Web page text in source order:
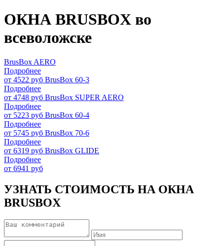
ОКНА BRUSBOX во
всеволожске
BrusBox AERO
Подробнее
от 4522 руб BrusBox 60-3
Подробнее
от 4748 руб BrusBox SUPER AERO
Подробнее
от 5223 руб BrusBox 60-4
Подробнее
от 5745 руб BrusBox 70-6
Подробнее
от 6319 руб BrusBox GLIDE
Подробнее
от 6941 руб
УЗНАТЬ СТОИМОСТЬ НА ОКНА
BRUSBOX